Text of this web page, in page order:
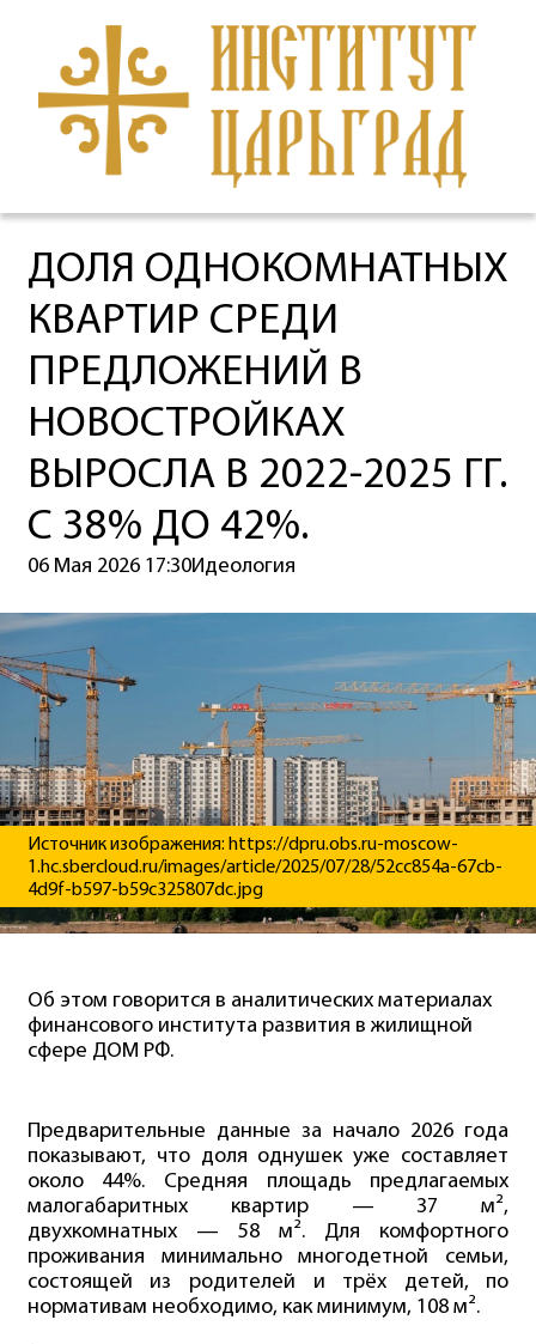
ДОЛЯ ОДНОКОМНАТНЫХ
КВАРТИР СРЕДИ
ПРЕДЛОЖЕНИЙ В
НОВОСТРОЙКАХ
ВЫРОСЛА В 2022-2025 ГГ.
С 38% ДО 42%.
06 Мая 2026 17:30Идеология
Источник изображения: https://dpru.obs.ru-moscow-
1.hc.sbercloud.ru/images/article/2025/07/28/52cc854a-67cb-
4d9f-b597-b59c325807dc.jpg
Об этом говорится в аналитических материалах
финансового института развития в жилищной
сфере ДОМ РФ.
Предварительные данные за начало 2026 года
показывают, что доля однушек уже составляет
около 44%. Средняя площадь предлагаемых
малогабаритных квартир — 37 м²,
двухкомнатных — 58 м². Для комфортного
проживания минимально многодетной семьи,
состоящей из родителей и трёх детей, по
нормативам необходимо, как минимум, 108 м².